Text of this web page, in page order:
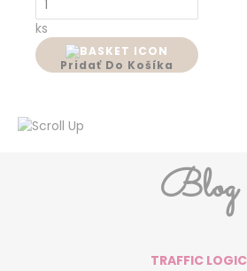
ks
Pridať Do Košíka
Blog
TRAFFIC LOGIC